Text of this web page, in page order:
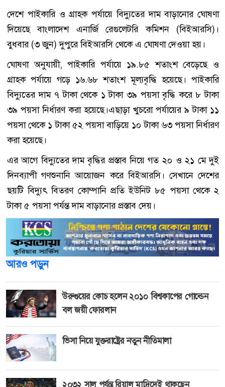
দেশে পাইকারি ও গ্রাহক পর্যায়ে বিদ্যুতের দাম বাড়ানোর ঘোষণা
দিয়েছে বাংলাদেশ এনার্জি রেগুলেটরি কমিশন (বিইআরসি)।
বুধবার (৩ জুন) দুপুরে বিইআরসি থেকে এ ঘোষণা দেওয়া হয়।
ঘোষণা অনুযায়ী, পাইকারি পর্যায়ে ১৯.৮৫ শতাংশ বেড়েছে ও
গ্রাহক পর্যায়ে গড়ে ১৬.৬৮ শতাংশ মূল্যবৃদ্ধি হয়েছে। পাইকারি
বিদ্যুতের দাম ৭ টাকা থেকে ১ টাকা ৩৯ পয়সা বৃদ্ধি করে ৮ টাকা
৩৯ পয়সা নির্ধারণ করা হয়েছে।এছাড়া খুচরো পর্যায়ের ৯ টাকা ১১
পয়সা থেকে ১ টাকা ৫২ পয়সা বাড়িয়ে ১০ টাকা ৬৩ পয়সা নির্ধারণ
করা হয়েছে।
এর আগে বিদ্যুতের দাম বৃদ্ধির প্রস্তাব নিয়ে গত ২০ ও ২১ মে দুই
দিনব্যাপী গণশুনানি আয়োজন করে বিইআরসি। সেখানে দেশের
ছয়টি বিদ্যুৎ বিতরণ কোম্পানি প্রতি ইউনিট ৮৫ পয়সা থেকে ২
টাকা ৫ পয়সা পর্যন্ত দাম বাড়ানোর প্রস্তাব দেয়।
আরও পড়ুন
উরুগুয়ের কোচ হলেন ২০১০ বিশ্বকাপের গোল্ডেন
বল জয়ী ফোরলান
ভিসা নিয়ে যুক্তরাষ্ট্রের নতুন নীতিমালা
২০৩২ সাল পর্যন্ত রিয়াল মাদ্রিদেই থাকছেন